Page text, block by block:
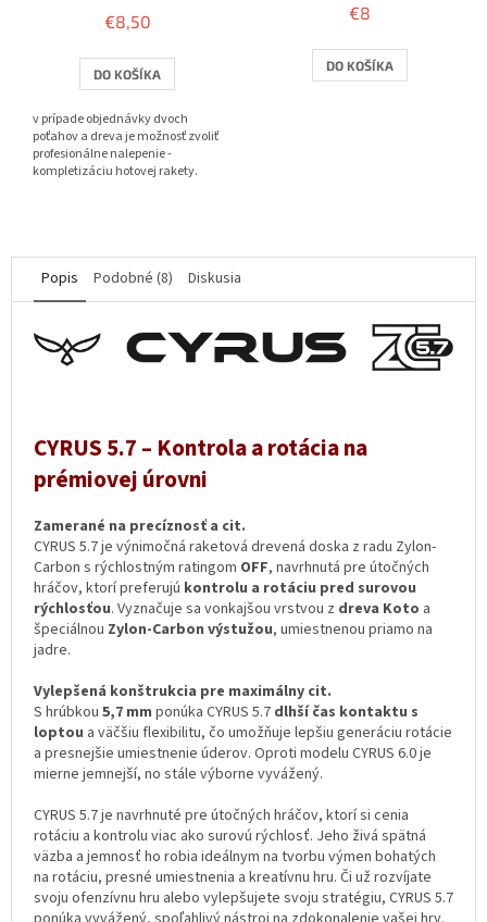
produktu
3,8
z
hviezdičiek.
€8,50
DO KOŠÍKA
v prípade objednávky dvoch
poťahov a dreva je možnosť zvoliť
profesionálne nalepenie -
kompletizáciu hotovej rakety.
€8
DO KOŠÍKA
Popis Podobné (8) Diskusia
CYRUS 5.7 – Kontrola a rotácia na
prémiovej úrovni
Zamerané na precíznosť a cit.
CYRUS 5.7 je výnimočná raketová drevená doska z radu Zylon-
Carbon s rýchlostným ratingom OFF, navrhnutá pre útočných
hráčov, ktorí preferujú kontrolu a rotáciu pred surovou
rýchlosťou. Vyznačuje sa vonkajšou vrstvou z dreva Koto a
špeciálnou Zylon-Carbon výstužou, umiestnenou priamo na
jadre.
Vylepšená konštrukcia pre maximálny cit.
S hrúbkou 5,7 mm ponúka CYRUS 5.7 dlhší čas kontaktu s
loptou a väčšiu flexibilitu, čo umožňuje lepšiu generáciu rotácie
a presnejšie umiestnenie úderov. Oproti modelu CYRUS 6.0 je
mierne jemnejší, no stále výborne vyvážený.
CYRUS 5.7 je navrhnuté pre útočných hráčov, ktorí si cenia
rotáciu a kontrolu viac ako surovú rýchlosť. Jeho živá spätná
väzba a jemnosť ho robia ideálnym na tvorbu výmen bohatých
na rotáciu, presné umiestnenia a kreatívnu hru. Či už rozvíjate
svoju ofenzívnu hru alebo vylepšujete svoju stratégiu, CYRUS 5.7